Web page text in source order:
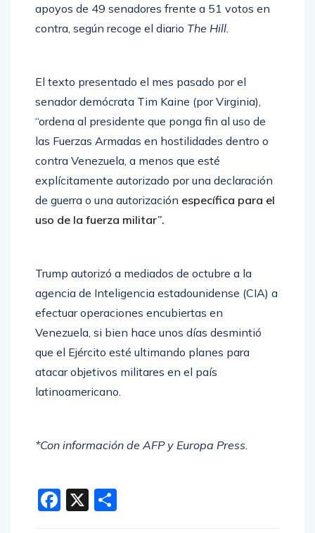
apoyos de 49 senadores frente a 51 votos en
contra, según recoge el diario The Hill.
El texto presentado el mes pasado por el
senador demócrata Tim Kaine (por Virginia),
“ordena al presidente que ponga fin al uso de
las Fuerzas Armadas en hostilidades dentro o
contra Venezuela, a menos que esté
explícitamente autorizado por una declaración
de guerra o una autorización específica para el
uso de la fuerza militar”.
Trump autorizó a mediados de octubre a la
agencia de Inteligencia estadounidense (CIA) a
efectuar operaciones encubiertas en
Venezuela, si bien hace unos días desmintió
que el Ejército esté ultimando planes para
atacar objetivos militares en el país
latinoamericano.
*Con información de AFP y Europa Press.
Facebook
X